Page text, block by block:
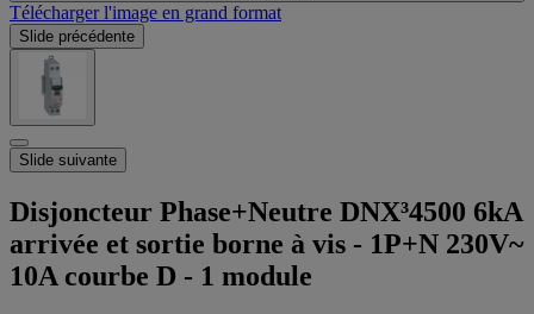
Télécharger l'image en grand format
Slide précédente
Slide suivante
Disjoncteur Phase+Neutre DNX³4500 6kA
arrivée et sortie borne à vis - 1P+N 230V~
10A courbe D - 1 module